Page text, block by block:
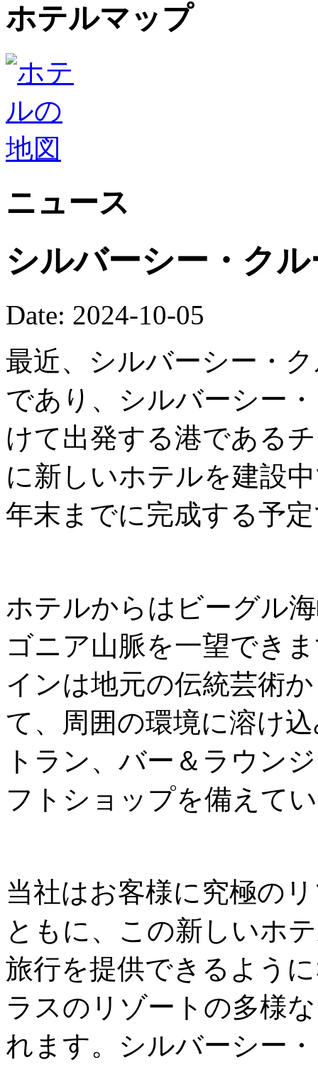
ホテルマップ
ニュース
シルバーシー・ク
Date: 2024-10-05
最近、シルバーシー・
であり、シルバーシー
けて出発する港である
に新しいホテルを建設
年末までに完成する予
ホテルからはビーグル
ゴニア山脈を一望でき
インは地元の伝統芸術
て、周囲の環境に溶け
トラン、バー＆ラウン
フトショップを備えて
当社はお客様に究極の
ともに、この新しいホ
旅行を提供できるよう
ラスのリゾートの多様
れます。シルバーシー